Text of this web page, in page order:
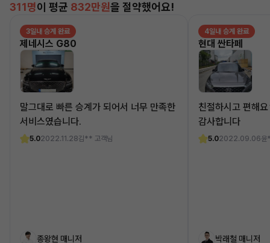
311명이 평균 832만원을 절약했어요!
3일내 승계 완료
제네시스 G80
말그대로 빠른 승계가 되어서 너무 만족한
서비스였습니다.
5.02022.11.28김** 고객님
종왕현 매니저
4일내 승계 완료
현대 싼타페
친절하시고 편해
감사합니다
5.02022.09.06윤
박래철 매니저